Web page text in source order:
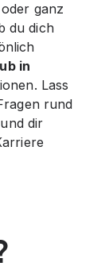
ganz
du dich
in
Lass
rund
dir